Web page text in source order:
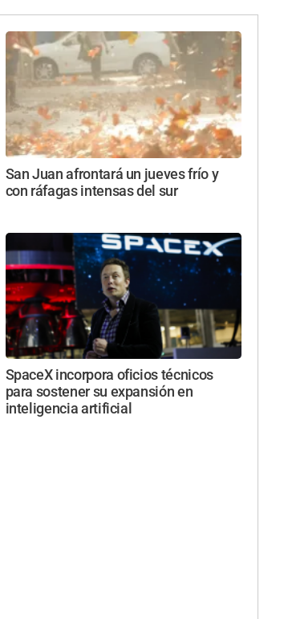
San Juan afrontará un jueves frío y
con ráfagas intensas del sur
SpaceX incorpora oficios técnicos
para sostener su expansión en
inteligencia artificial